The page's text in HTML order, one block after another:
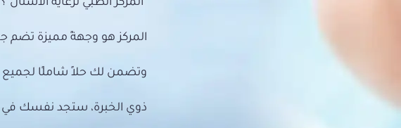
"المركز الطبي لرعاية الأسنان"؟
المركز هو وجهةً مميزة تضم
وتضمن لك حلاً شاملًا
ذوي الخبرة، ستجد نفسك في